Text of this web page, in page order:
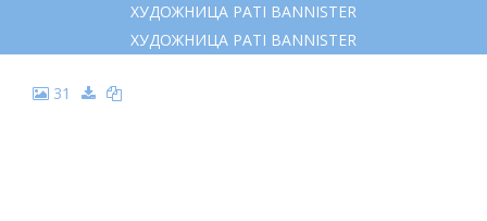
ХУДОЖНИЦА PATI BANNISTER
ХУДОЖНИЦА PATI BANNISTER
31